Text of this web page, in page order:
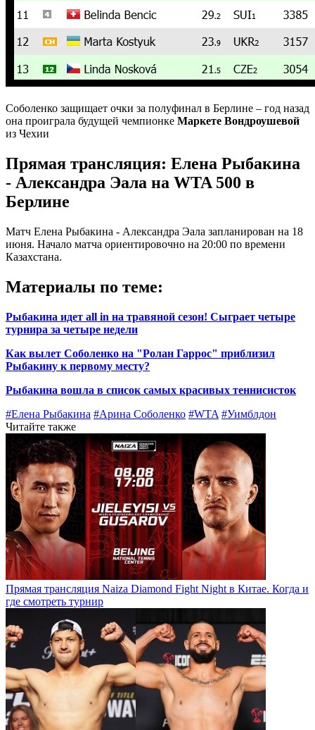
Соболенко защищает очки за полуфинал в Берлине – год назад
она проиграла будущей чемпионке Маркете Вондроушевой
из Чехии
Прямая трансляция: Елена Рыбакина
- Александра Эала на WTA 500 в
Берлине
Матч Елена Рыбакина - Александра Эала запланирован на 18
июня. Начало матча ориентировочно на 20:00 по времени
Казахстана.
Материалы по теме:
Рыбакина идет all in на травяной сезон! Сыграет четыре
турнира за четыре недели
Как вылет Соболенко на "Ролан Гаррос" приблизил
Рыбакину к первому месту?
Рыбакина вошла в список самых красивых теннисисток
#Елена Рыбакина #Арина Соболенко #WTA #Уимблдон
Читайте также
Прямая трансляция Naiza Diamond Fight Night в Китае. Когда и
где смотреть турнир